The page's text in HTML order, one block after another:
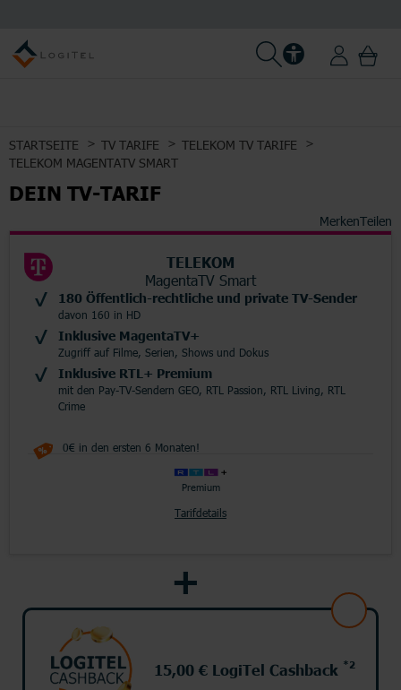
STARTSEITE TV TARIFE
TELEKOM TV TARIFE
TELEKOM MAGENTATV SMART
DEIN TV-TARIF
MerkenTeilen
TELEKOM
MagentaTV Smart
180 Öffentlich-rechtliche und private TV-Sender
davon 160 in HD
Inklusive MagentaTV+
Zugriff auf Filme, Serien, Shows und Dokus
Inklusive RTL+ Premium
mit den Pay-TV-Sendern GEO, RTL Passion, RTL Living, RTL
Crime
0€ in den ersten 6 Monaten!
Premium
Tarifdetails
15,00 € LogiTel Cashback *2